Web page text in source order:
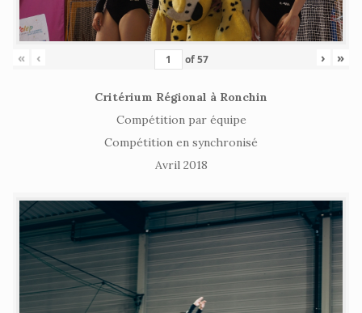
« ‹ of57 › »
Critérium Régional à Ronchin
Compétition par équipe
Compétition en synchronisé
Avril 2018